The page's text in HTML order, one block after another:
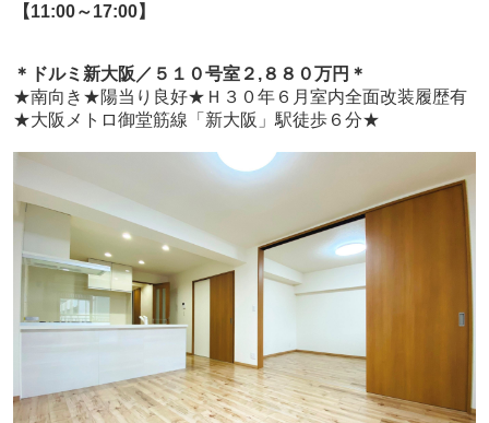
【11:00～17:00】
＊ドルミ新大阪／５１０号室２ ,８８０万円 ＊
★南向き★陽当り良好★Ｈ３０年６月室内全面改装履歴有
★大阪メトロ御堂筋線「新大阪」駅徒歩６分★